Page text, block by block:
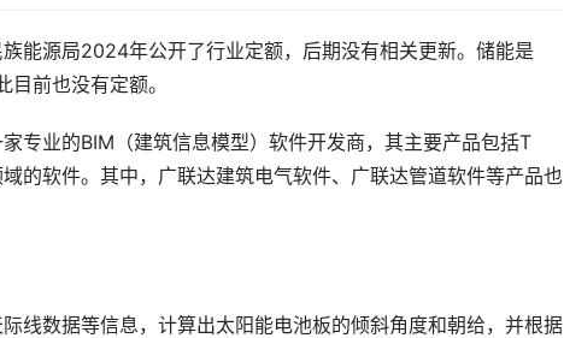
能源局2024年公开了行业定额，后期没有相关更新。储能是
前也没有定额。
专业的BIM（建筑信息模型）软件开发商，其主要产品包括T
的软件。其中，广联达建筑电气软件、广联达管道软件等产品也
线数据等信息，计算出太阳能电池板的倾斜角度和朝给，并根据